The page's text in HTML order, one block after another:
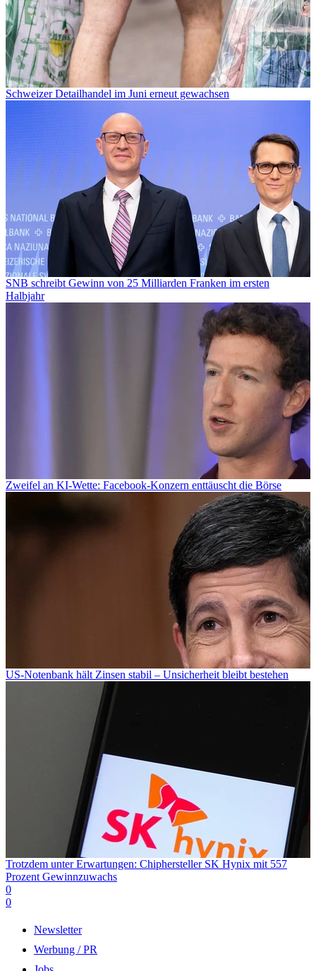
Schweizer Detailhandel im Juni erneut gewachsen
SNB schreibt Gewinn von 25 Milliarden Franken im ersten
Halbjahr
Zweifel an KI-Wette: Facebook-Konzern enttäuscht die Börse
US-Notenbank hält Zinsen stabil – Unsicherheit bleibt bestehen
Trotzdem unter Erwartungen: Chiphersteller SK Hynix mit 557
Prozent Gewinnzuwachs
0
0
Newsletter
Werbung / PR